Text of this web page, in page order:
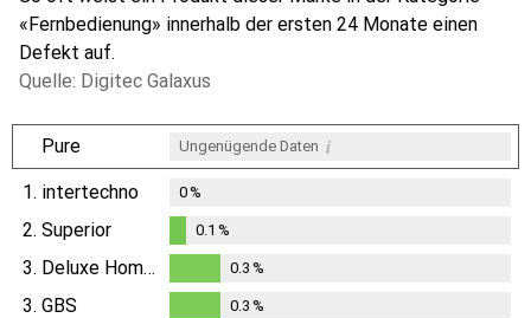
«Fernbedienung» innerhalb der ersten 24 Monate einen
Defekt auf.
Quelle: Digitec Galaxus
Pure Ungenügende Daten i
1. intertechno 0%
2. Superior
%
0.1 %
3. Deluxe Homeart
0.3%
0.3 %
3. GBS 0.3 %